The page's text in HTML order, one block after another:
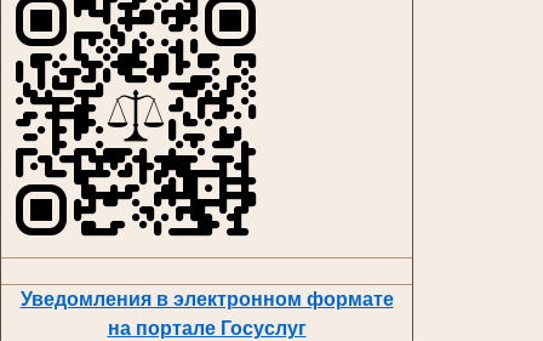
Уведомления в электронном формате
на портале Госуслуг